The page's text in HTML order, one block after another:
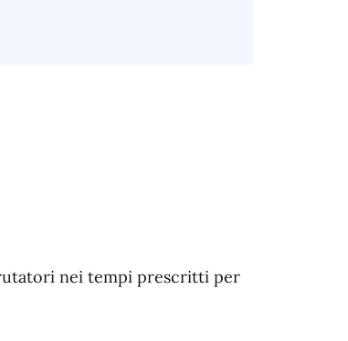
nei tempi prescritti per